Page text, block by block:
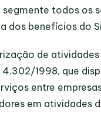
todos os
dos benefícios do
de
1998, que
entre
em atividades